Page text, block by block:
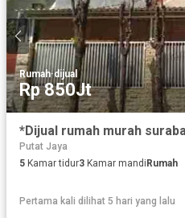
Rumah·dijual
Rp 850Jt
Putat Jaya
5 Kamar tidur3 Kamar mandi Rumah
Pertama kali dilihat 5 hari yang lalu